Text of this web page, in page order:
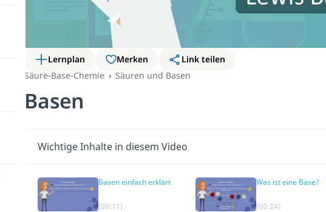
Lernplan Merken
Link teilen
Säure-Base-Chemie
Säuren und Basen
Basen
Wichtige Inhalte in diesem Video
Basen einfach erklärt
(00:11)
Was ist eine Base?
(00:24)